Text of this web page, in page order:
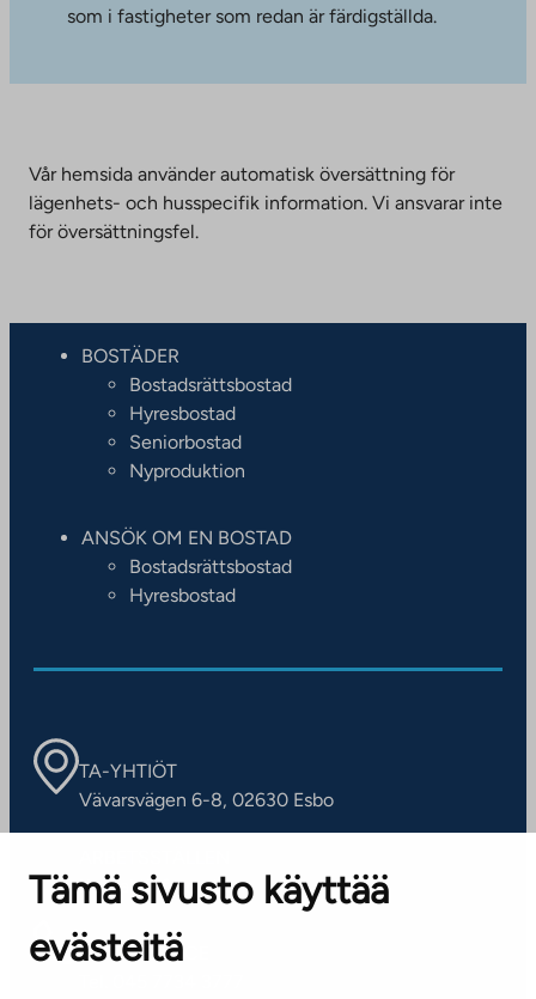
Tämä sivusto käyttää
evästeitä
som i fastigheter som redan är färdigställda.
Vår hemsida använder automatisk översättning för
lägenhets- och husspecifik information. Vi ansvarar inte
för översättningsfel.
BOSTÄDER
Bostadsrättsbostad
Hyresbostad
Seniorbostad
Nyproduktion
ANSÖK OM EN BOSTAD
Bostadsrättsbostad
Hyresbostad
TA-YHTIÖT
Vävarsvägen 6-8, 02630 Esbo
Kontaktinformation
KUNDSERVICE